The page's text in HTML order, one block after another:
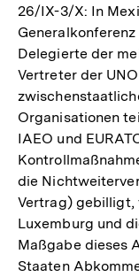
26/IX-3/X: In
Delegierte der
Vertreter der
Organisationen
IAEO und
die
Vertrag) gebilligt,
Luxemburg und
Maßgabe dieses
Staaten